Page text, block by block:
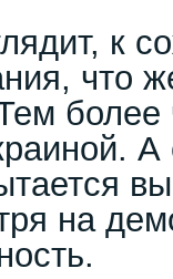
к
что
более
на